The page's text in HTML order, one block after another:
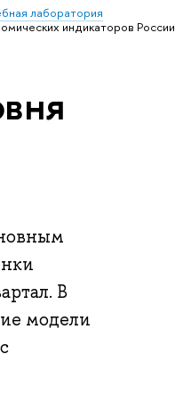
лаборатория
индикаторов России
В
модели